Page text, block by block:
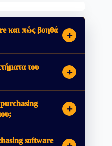
και πώς βοηθά
του
software